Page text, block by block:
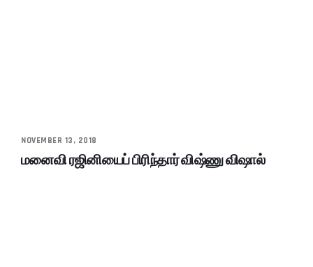
NOVEMBER 13, 2018
மனைவி ரஜினியைப் பிரிந்தார் விஷ்ணு விஷால்